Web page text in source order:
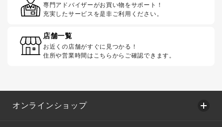
専門アドバイザーがお買い物をサポート！
充実したサービスを是非ご利用ください。
店舗一覧
お近くの店舗がすぐに見つかる！
住所や営業時間はこちらからご確認できます。
オンラインショップ